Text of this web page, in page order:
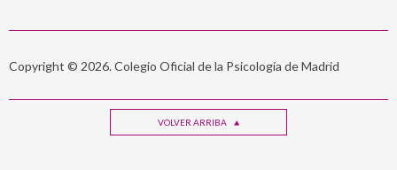
Copyright © 2026. Colegio Oficial de la Psicología de Madrid
VOLVER ARRIBA